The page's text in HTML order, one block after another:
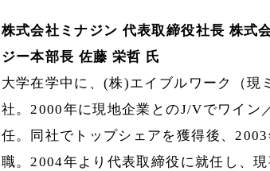
株式会社ミナジン 代表取締役社長 株式
ジー本部長 佐藤 栄哲 氏
大学在学中に、(株)エイブルワーク（現
社。2000年に現地企業とのJ/Vでワイン
任。同社でトップシェアを獲得後、
職。2004年より代表取締役に就任し、